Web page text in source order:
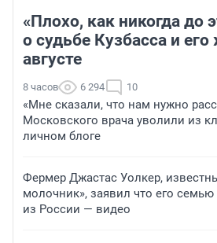
«Плохо, как никогда до
о судьбе Кузбасса и
августе
8 часов 6 294 10
«Мне сказали, что нам нужно
Московского врача уволили из
личном блоге
Фермер Джастас Уолкер,
молочник», заявил что его
из России — видео